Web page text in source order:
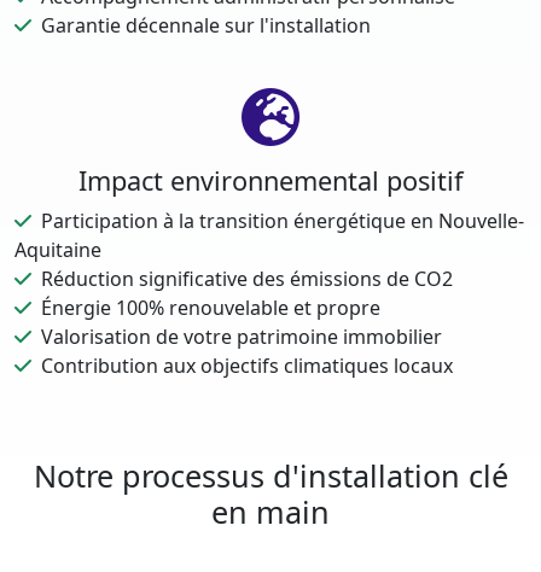
Garantie décennale sur l'installation
Impact environnemental positif
Participation à la transition énergétique en Nouvelle-
Aquitaine
Réduction significative des émissions de CO2
Énergie 100% renouvelable et propre
Valorisation de votre patrimoine immobilier
Contribution aux objectifs climatiques locaux
Notre processus d'installation clé
en main